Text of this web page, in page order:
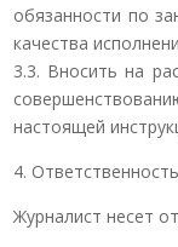
обязанности по
качества
3.3. Вносить на
настоящей
4.
Журналист несет